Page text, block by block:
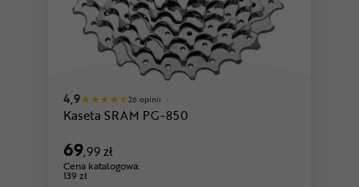
4,9 26 opinii
Kaseta SRAM PG-850
69,99 zł
Cena katalogowa:
139 zł